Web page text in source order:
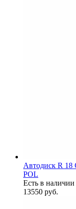
Автодиск R 18
POL
Есть в наличии
13550 руб.